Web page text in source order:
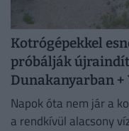
Kotrógépekkel
próbálják
Dunakanyarban +
Napok óta nem jár a
a rendkívül alacsony